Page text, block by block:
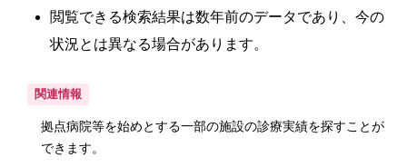
閲覧できる検索結果は数年前のデータであり、今の
状況とは異なる場合があります。
関連情報
拠点病院等を始めとする一部の施設の診療実績を探すことが
できます。